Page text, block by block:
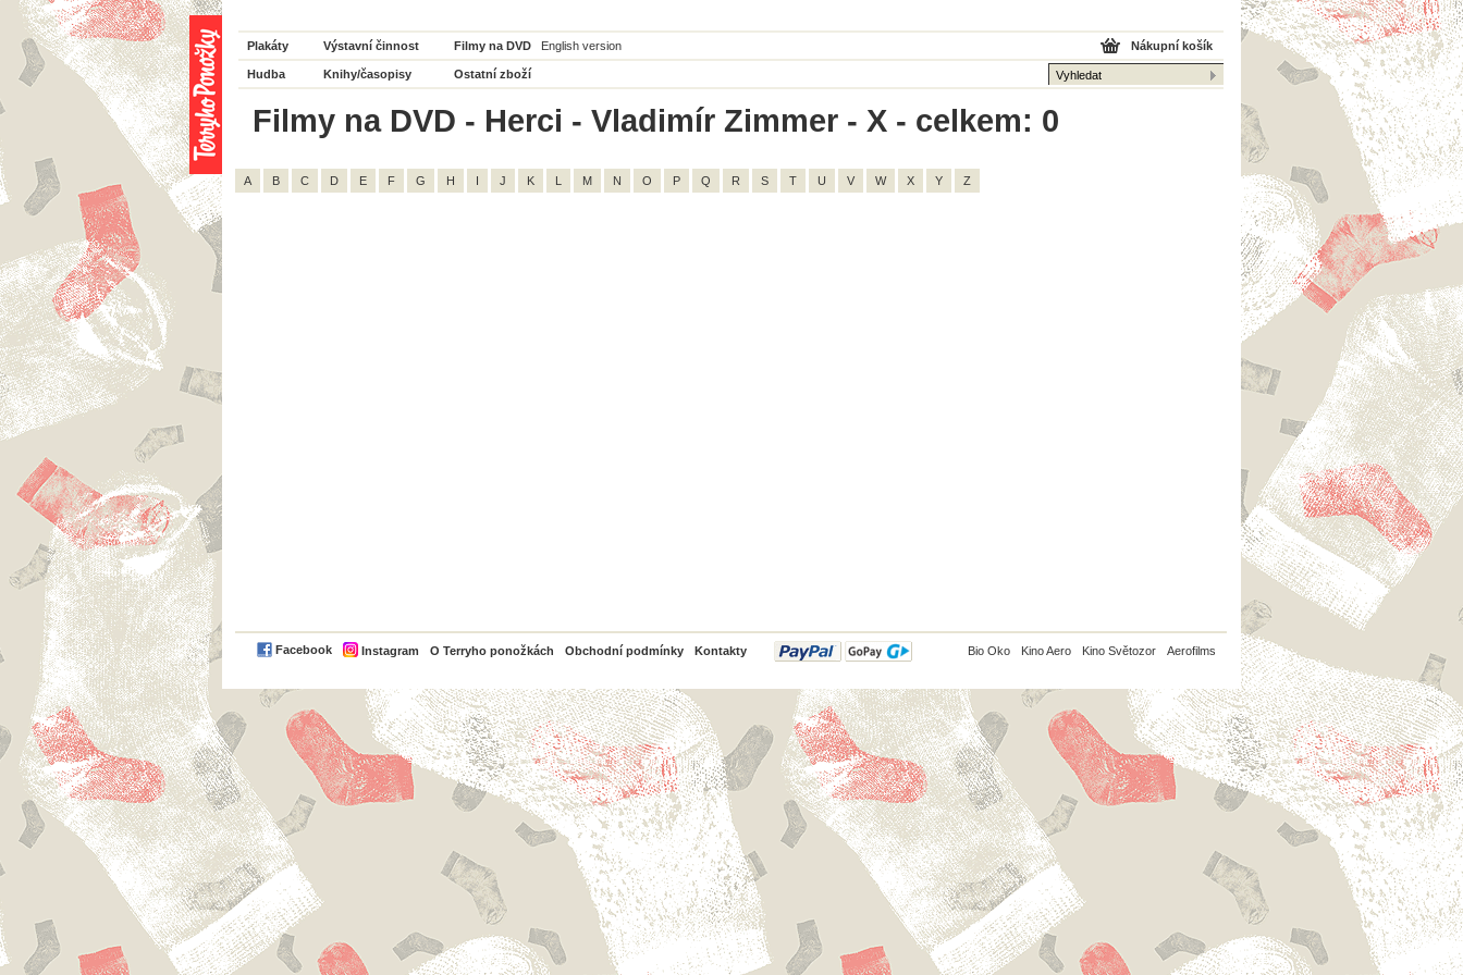
Plakáty Výstavní činnost Filmy na DVD English version
Hudba Knihy/časopisy Ostatní zboží
Nákupní košík
Filmy na DVD - Herci - Vladimír Zimmer - X - celkem: 0
A B C D E F G H I J K L M N O P Q R S T U V W X Y Z
Facebook Instagram O Terryho ponožkách Obchodní podmínky Kontakty
PayPal Bio Oko Kino Aero Kino Světozor Aerofilms